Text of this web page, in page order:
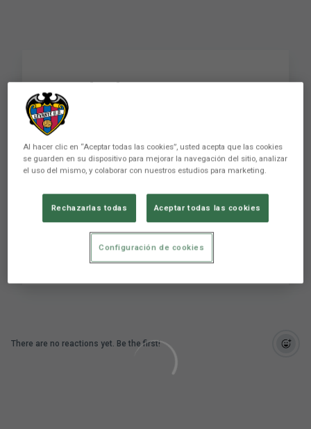
Rueda de prensa
Levante UD 1 - FC
Barcelona 2 // J34
LigaBBVA 2011-12
Escucha las declaraciones de Juan Ignacio
Martínez y Pep Guardiola tras el Levante UD 1 -
FC Barcelona 2 // J34 LigaBBVA 2011-12
There are no reactions yet. Be the first!
Al hacer clic en “Aceptar todas las cookies”, usted acepta que las cookies
se guarden en su dispositivo para mejorar la navegación del sitio, analizar
el uso del mismo, y colaborar con nuestros estudios para marketing.
Rechazarlas todas Aceptar todas las cookies
Configuración de cookies